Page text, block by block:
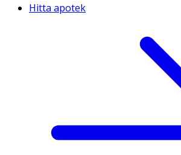
Hitta apotek